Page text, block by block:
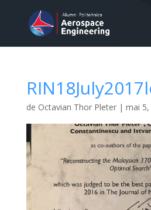
de Octavian Thor Pleter| mai 5,